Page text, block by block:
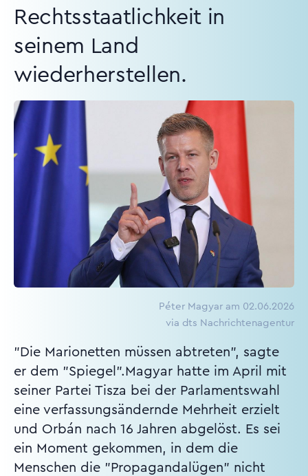
Rechtsstaatlichkeit in
seinem Land
wiederherstellen.
Péter Magyar am 02.06.2026
via dts Nachrichtenagentur
"Die Marionetten müssen abtreten", sagte
er dem "Spiegel".Magyar hatte im April mit
seiner Partei Tisza bei der Parlamentswahl
eine verfassungsändernde Mehrheit erzielt
und Orbán nach 16 Jahren abgelöst. Es sei
ein Moment gekommen, in dem die
Menschen die "Propagandalügen" nicht